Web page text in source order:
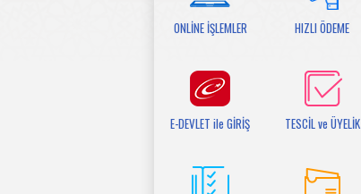
ONLİNE İŞLEMLER HIZLI ÖDEME
E-DEVLET ile GİRİŞ TESCİL ve ÜYELİK